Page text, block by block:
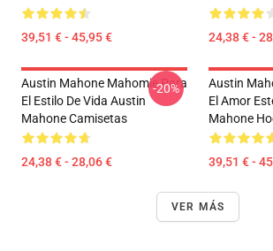
39,51 € - 45,95 € 24,38 € -
Austin Mahone Mahomie Para
El Estilo De Vida Austin
Mahone Camisetas
24,38 € - 28,06 €
-20%
Austin
El Amor
Mahone
39,51 € -
VER MÁS